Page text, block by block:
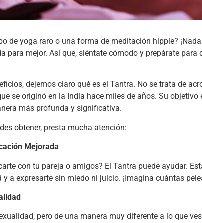
de yoga raro o una forma de meditación hippie?
para mejor. Así que, siéntate cómodo y prepárate
dejemos claro qué es el Tantra. No se trata de
se originó en la India hace miles de años. Su
más profunda y significativa.
obtener, presta mucha atención:
Mejorada
con tu pareja o amigos? El Tantra puede ayudar.
y a expresarte sin miedo ni juicio. ¡Imagina cuántas
pero de una manera muy diferente a lo que